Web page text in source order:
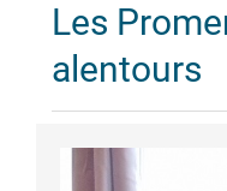
Les
alentours